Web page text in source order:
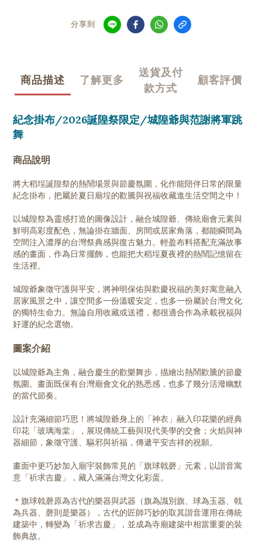
分享到
商品描述 了解更多
送貨及付
款方式
顧客評價
紀念掛布/2026誕隍祭限定/城隍爺與范謝將軍跳
舞
商品說明
將大稻埕誕隍祭的熱鬧場景與節慶氛圍，化作能陪伴日常的限量
紀念掛布，把屬於夏日廟埕的歡騰與祝福收藏進生活空間之中！
以城隍祭為靈感打造的圖像設計，融合城隍爺、傳統廟會元素與
鮮明高彩度配色，無論掛在牆面、房間或居家角落，都能瞬間為
空間注入濃厚的台灣祭典感與復古魅力。輕盈布料搭配充滿故事
感的畫面，作為日常擺飾，也能把大稻埕夏夜裡的熱鬧記憶留在
生活裡。
城隍爺象徵守護與平安，將神明保佑與歡慶祝福的美好寓意融入
居家風景之中，讓空間多一份溫暖安定，也多一份屬於台灣文化
的獨特生命力。無論自用收藏或送禮，都很適合作為承載祝福與
好運的紀念選物。
圖案介紹
以城隍爺為主角，融合慶生的歡樂舞步，描繪出熱鬧歡騰的節慶
氛圍。畫面既保有台灣廟會文化的熟悉感，也多了幾分活潑幽默
的當代節奏。
設計充滿細節巧思！將城隍爺身上的「神衣」融入印花樂的經典
印花「玻璃海棠」，展現傳統工藝與現代美學的交會；火焰與神
器細節，象徵守護、驅邪與祈福，傳遞平安吉祥的祝願。
畫面中更巧妙加入廟宇裝飾常見的「旗球戟磬」元素，以諧音寓
意「祈求吉慶」，藏入滿滿台灣文化彩蛋。
＊旗球戟磬原為古代的樂器與武器（旗為識別旗、球為玉器、戟
為兵器、磬則是樂器），古代的匠師巧妙的取其諧音運用在傳統
建築中，轉變為「祈求吉慶」，並成為寺廟建築中相當重要的裝
飾典故。